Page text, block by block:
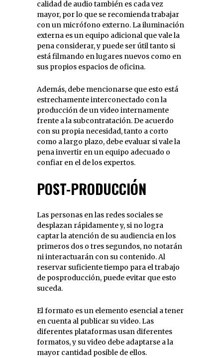
calidad de audio también es cada vez
mayor, por lo que se recomienda trabajar
con un micrófono externo. La iluminación
externa es un equipo adicional que vale la
pena considerar, y puede ser útil tanto si
está filmando en lugares nuevos como en
sus propios espacios de oficina.
Además, debe mencionarse que esto está
estrechamente interconectado con la
producción de un video internamente
frente a la subcontratación. De acuerdo
con su propia necesidad, tanto a corto
como a largo plazo, debe evaluar si vale la
pena invertir en un equipo adecuado o
confiar en el de los expertos.
POST-PRODUCCIÓN
Las personas en las redes sociales se
desplazan rápidamente y, si no logra
captar la atención de su audiencia en los
primeros dos o tres segundos, no notarán
ni interactuarán con su contenido. Al
reservar suficiente tiempo para el trabajo
de posproducción, puede evitar que esto
suceda.
El formato es un elemento esencial a tener
en cuenta al publicar su video. Las
diferentes plataformas usan diferentes
formatos, y su video debe adaptarse a la
mayor cantidad posible de ellos.